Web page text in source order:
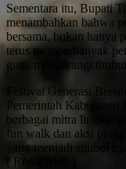
Sementara itu, Bupati
menambahkan bahwa
bersama, bukan hanya
terus memperbanyak
guna mengurangi
Festival Generasi
Pemerintah Kabupaten
berbagai mitra
fun walk dan aksi
yang menjadi simbol
( Red-FBPB )